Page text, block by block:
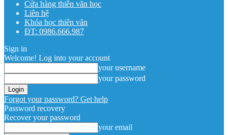
Cửa hàng thiên văn học
Liên hệ
Khóa học thiên văn
ĐT: 0986.666.987
Sign in
Welcome! Log into your account
your username
your password
Forgot your password? Get help
Password recovery
Recover your password
your email